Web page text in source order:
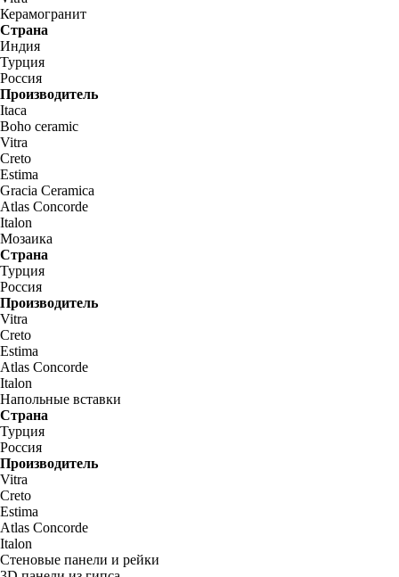
Керамогранит
Страна
Индия
Турция
Россия
Производитель
Itaca
Boho ceramic
Vitra
Creto
Estima
Gracia Ceramica
Atlas Concorde
Italon
Мозаика
Страна
Турция
Россия
Производитель
Vitra
Creto
Estima
Atlas Concorde
Italon
Напольные вставки
Страна
Турция
Россия
Производитель
Vitra
Creto
Estima
Atlas Concorde
Italon
Стеновые панели и рейки